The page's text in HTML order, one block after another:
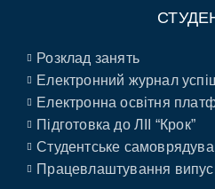
Розклад занять
Електронний журнал
Електронна освітня
Підготовка до ЛІІ “Крок”
Студентське
Працевлаштування